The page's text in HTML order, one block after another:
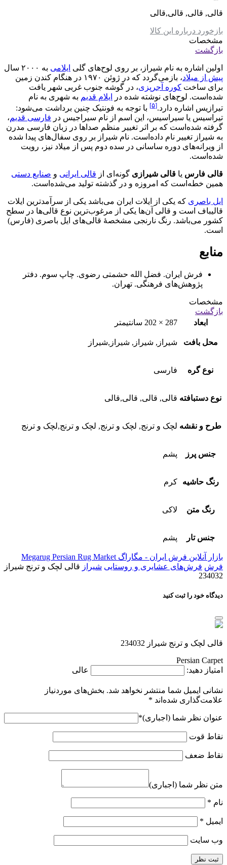
قالی, قالی, قالی,قالی
بازخورد درباره این کالا
مشخصات
بازگشت
اولین اشاره به نام شیراز، بر روی لوح‌های گلی ایلامی به ۲۰۰۰ سال
پیش از میلاد
، بازمی‌گردد که در ژوئن ۱۹۷۰ در هنگام کندن زمین
برای ساخت کوره آجرپزی، در گوشه جنوب غربی شهر یافت
شده‌است. لوح‌های نوشته شده در
ایلام قدیم به شهری به نام
تیرازیس اشاره دارد.[۵]
با توجه به فونتیک چنین برداشت می‌شود:
تیراسیس یا سیراسیس، این اسم از نام سیراجیس در فارسی قدیم،
گرفته شده‌است که بر اثر تغییر منظم صداها در زبان فارسی مدرن
به شیراز تغییر نام داده‌است. نام شیراز بر روی سفال‌های پیدا شده
از ویرانه‌های دوره ساسانی در سده دوم پس از میلاد نیز، رویت
شده‌است.
قالی فارس یا قالی شیرازی گونه‌ای از قالی ایرانی و صنایع دستی
همین خطه‌است که امروزه و در گذشته تولید می‌شده‌است.
ایل باصری که یکی از ایلات ایران می‌باشد یکی از سرآمدترین ایلات
قالیباف است و قالی آن‌ها یکی از مرغوب‌ترین نوع قالی‌ها در سطح
کشور می‌باشد. رنگ نارنجی مشخصۀ قالی‌های ایل باصری (فارس)
است.
منابع
فرش ایران. فضل الله حشمتی رضوی. چاپ سوم. دفتر
پژوهش‌های فرهنگی. تهران.
مشخصات
بازگشت
ابعاد
287 × 202 سانتیمتر
محل بافت شیراز, شیراز, شیراز,شیراز
نوع گره فارسی
نوع دستبافته قالی, قالی, قالی,قالی
طرح و نقشه لچک و ترنج, لچک و ترنج, لچک و ترنج,لچک و ترنج
جنس پرز پشم
رنگ حاشیه کرم
رنگ متن لاکی
جنس تار پشم
بازار آنلاین فرش ایران - مگاراگ Megarug Persian Rug Market
فرش فرش‌های عشایری و روستایی شیراز قالی لچک و ترنج شیراز
234032
دیدگاه خود را ثبت کنید
قالی لچک و ترنج شیراز 234032
Persian Carpet
امتیاز دهید:
عالی
نشانی ایمیل شما منتشر نخواهد شد. بخش‌های موردنیاز
علامت‌گذاری شده‌اند *
عنوان نظر شما (اجباری)*
نقاط قوت
نقاط ضعف
متن نظر شما (اجباری)
نام *
ایمیل *
وب‌ سایت